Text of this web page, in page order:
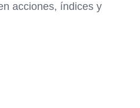
acciones, índices y